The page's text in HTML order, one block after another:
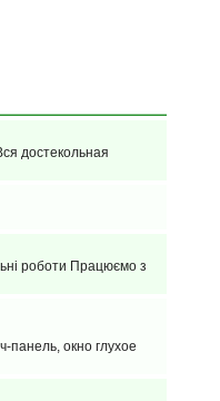
достекольная
роботи Працюємо з
окно глухое